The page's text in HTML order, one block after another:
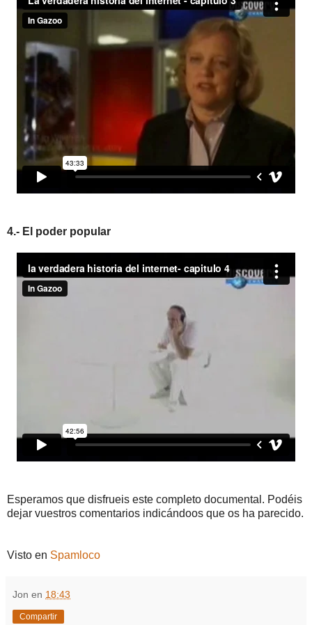
4.- El poder popular
Esperamos que disfrueis este completo documental. Podéis
dejar vuestros comentarios indicándoos que os ha parecido.
Visto en Spamloco
Jon en 18:43
Compartir